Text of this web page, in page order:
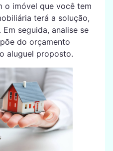
o imóvel que você tem
terá a solução,
seguida, analise se
do orçamento
aluguel proposto.